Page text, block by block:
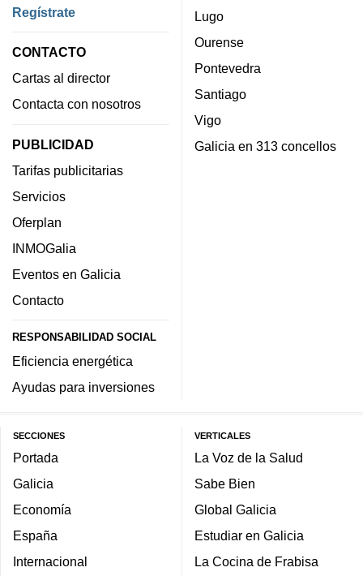
Regístrate
CONTACTO
Cartas al director
Contacta con nosotros
PUBLICIDAD
Tarifas publicitarias
Servicios
Oferplan
INMOGalia
Eventos en Galicia
Contacto
RESPONSABILIDAD SOCIAL
Eficiencia energética
Ayudas para inversiones
Lugo
Ourense
Pontevedra
Santiago
Vigo
Galicia en 313 concellos
SECCIONES
Portada
Galicia
Economía
España
Internacional
VERTICALES
La Voz de la Salud
Sabe Bien
Global Galicia
Estudiar en Galicia
La Cocina de Frabisa